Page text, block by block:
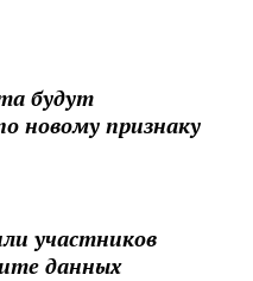
будут
новому признаку
участников
данных